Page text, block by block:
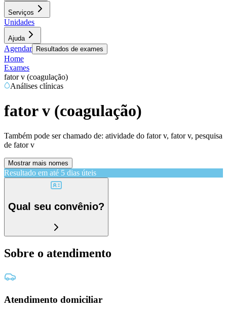
Serviços
Unidades
Ajuda
Agendar Resultados de exames
Home
Exames
fator v (coagulação)
Análises clínicas
fator v (coagulação)
Também pode ser chamado de: atividade do fator v, fator v, pesquisa
de fator v
Mostrar mais nomes
Resultado em até 5 dias úteis
Qual seu convênio?
Sobre o atendimento
Atendimento domiciliar